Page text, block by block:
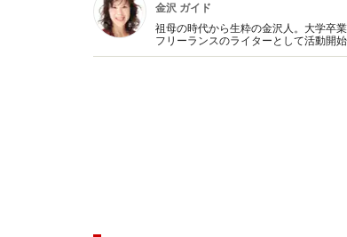
金沢 ガイド
祖母の時代から生粋の金沢人。大学卒
フリーランスのライターとして活動開
酒豪。金沢で美味しいものを食べて育